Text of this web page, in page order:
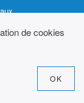
de cookies
OK